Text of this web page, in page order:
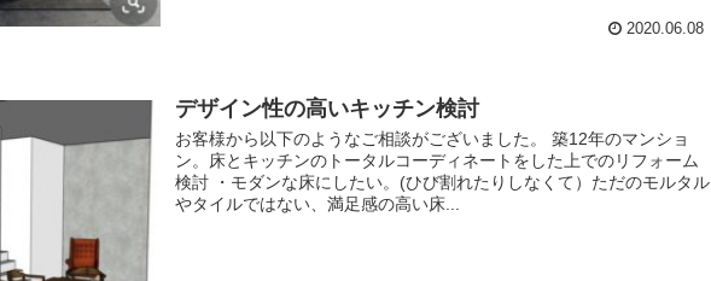
2020.06.08
デザイン性の高いキッチン検討
お客様から以下のようなご相談がございました。 築12年のマンショ
ン。床とキッチンのトータルコーディネートをした上でのリフォーム
検討 ・モダンな床にしたい。(ひび割れたりしなくて）ただのモルタル
やタイルではない、満足感の高い床...